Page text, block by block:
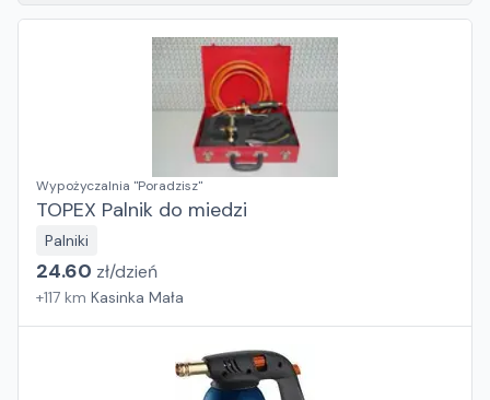
Wypożyczalnia "Poradzisz"
TOPEX Palnik do miedzi
Palniki
24.60 zł/dzień
+117 km Kasinka Mała